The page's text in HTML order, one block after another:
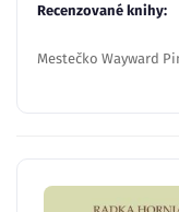
Recenzované knihy:
Mestečko Wayward